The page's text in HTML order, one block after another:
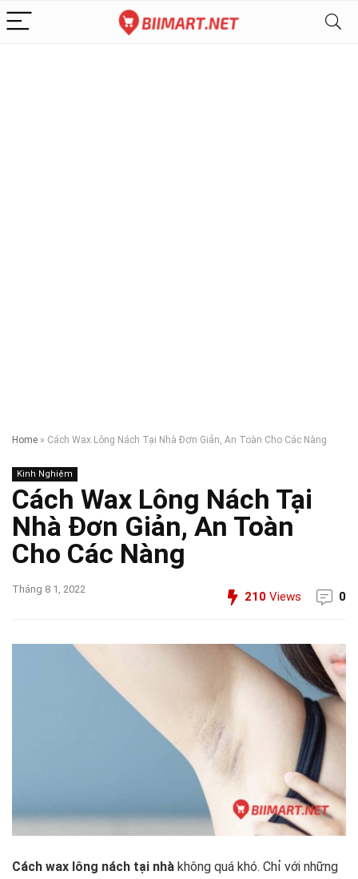
Home » Cách Wax Lông Nách Tại Nhà Đơn Giản, An Toàn Cho Các Nàng
Kinh Nghiệm
Cách Wax Lông Nách Tại
Nhà Đơn Giản, An Toàn
Cho Các Nàng
Tháng 8 1, 2022
210 Views 0
Cách wax lông nách tại nhà không quá khó. Chỉ với những